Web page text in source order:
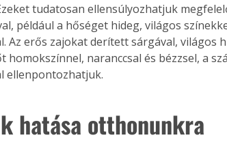
tudatosan ellensúlyozhatjuk
például a hőséget hideg, világos
Az erős zajokat derített sárgával, világos
homokszínnel, naranccsal és bézzsel, a
ellenpontozhatjuk.
hatása otthonunkra